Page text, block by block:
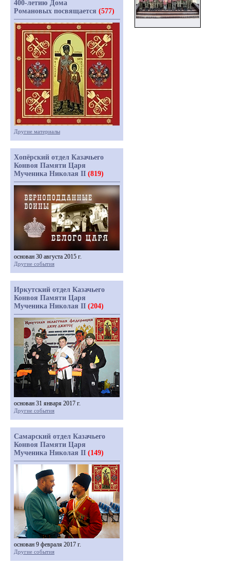
400-летию Дома
Романовых посвящается (577)
Другие материалы
Хопёрский отдел Казачьего
Конвоя Памяти Царя
Мученика Николая II (819)
основан 30 августа 2015 г.
Другие события
Иркутский отдел Казачьего
Конвоя Памяти Царя
Мученика Николая II (204)
основан 31 января 2017 г.
Другие события
Самарский отдел Казачьего
Конвоя Памяти Царя
Мученика Николая II (149)
основан 9 февраля 2017 г.
Другие события